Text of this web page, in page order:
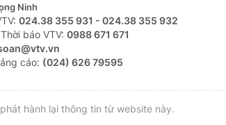
Ninh
024.38 355 931 - 024.38 355 932
báo VTV: 0988 671 671
cáo: (024) 626 79595
hành lại thông tin từ website này.